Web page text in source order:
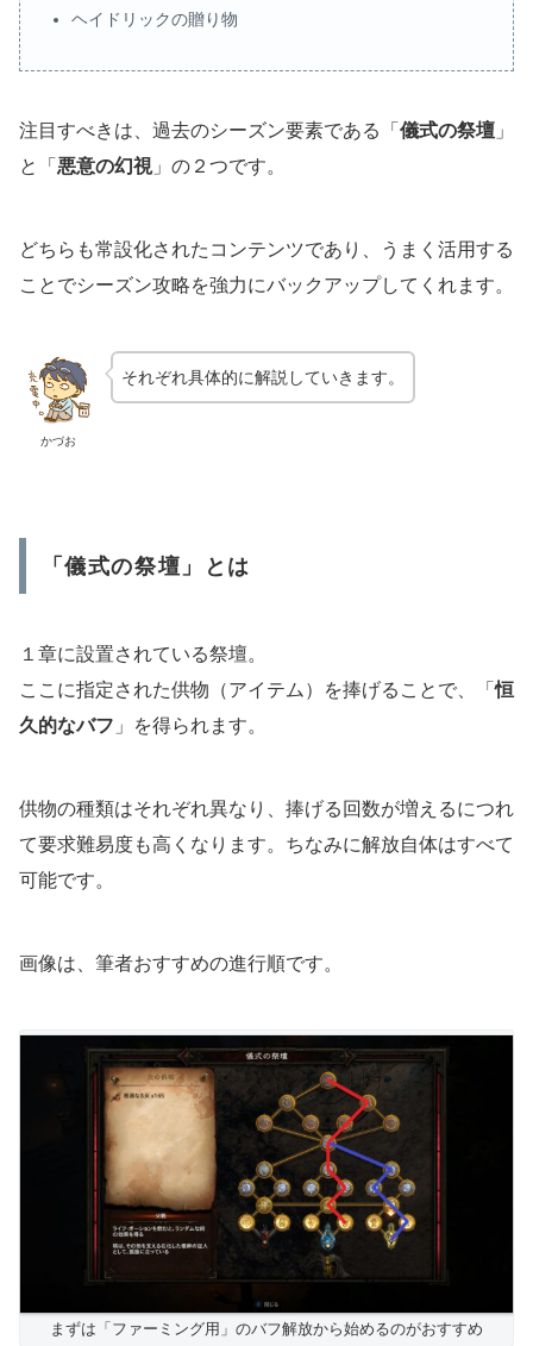
ヘイドリックの贈り物
注目すべきは、過去のシーズン要素である「 儀式の祭壇 」
と「 悪意の幻視」の２つです。
どちらも常設化されたコンテンツであり、うまく活用する
ことでシーズン攻略を強力にバックアップしてくれます。
かづお
それぞれ具体的に解説していきます。
「儀式の祭壇」とは
１章に設置されている祭壇。
ここに指定された供物（アイテム）を捧げることで、「恒
久的なバフ 」を得られます。
供物の種類はそれぞれ異なり、捧げる回数が増えるにつれ
て要求難易度も高くなります。ちなみに解放自体はすべて
可能です。
画像は、筆者おすすめの進行順です。
まずは「ファーミング用」のバフ解放から始めるのがおすすめ